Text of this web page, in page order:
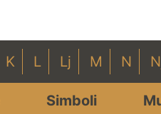
K L Lj M N
Simboli